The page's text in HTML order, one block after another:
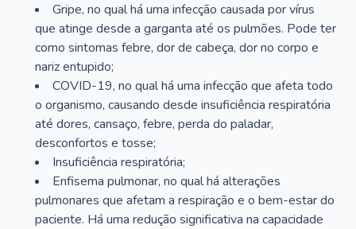
Gripe, no qual há uma infecção causada por vírus
que atinge desde a garganta até os pulmões. Pode ter
como sintomas febre, dor de cabeça, dor no corpo e
nariz entupido;
COVID-19, no qual há uma infecção que afeta todo
o organismo, causando desde insuficiência respiratória
até dores, cansaço, febre, perda do paladar,
desconfortos e tosse;
Insuficiência respiratória;
Enfisema pulmonar, no qual há alterações
pulmonares que afetam a respiração e o bem-estar do
paciente. Há uma redução significativa na capacidade